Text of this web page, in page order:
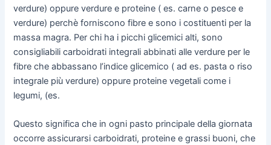
verdure) oppure verdure e proteine ( es. carne o pesce e
verdure) perchè forniscono fibre e sono i costituenti per la
massa magra. Per chi ha i picchi glicemici alti, sono
consigliabili carboidrati integrali abbinati alle verdure per le
fibre che abbassano l’indice glicemico ( ad es. pasta o riso
integrale più verdure) oppure proteine vegetali come i
legumi, (es.
Questo significa che in ogni pasto principale della giornata
occorre assicurarsi carboidrati, proteine e grassi buoni, che